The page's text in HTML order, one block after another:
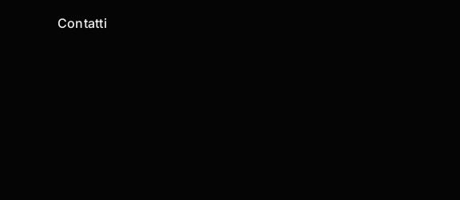
Contatti